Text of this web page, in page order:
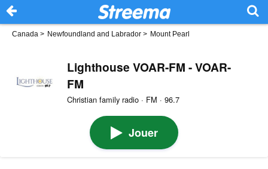
Canada > Newfoundland and Labrador > Mount Pearl
Lighthouse VOAR-FM - VOAR-
FM
Christian family radio · FM · 96.7
Jouer